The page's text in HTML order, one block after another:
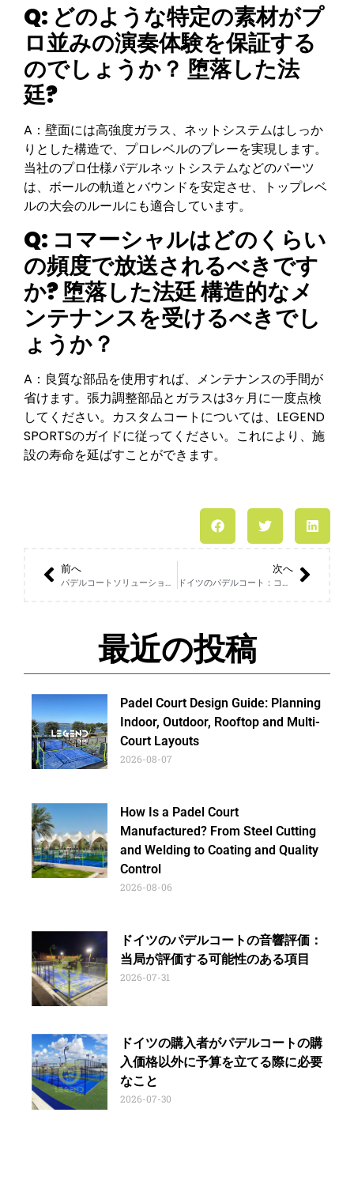
Q: どのような特定の素材がプ
ロ並みの演奏体験を保証する
のでしょうか？ 堕落した法
廷?
A：壁面には高強度ガラス、ネットシステムはしっか
りとした構造で、プロレベルのプレーを実現します。
当社のプロ仕様パデルネットシステムなどのパーツ
は、ボールの軌道とバウンドを安定させ、トップレベ
ルの大会のルールにも適合しています。
Q: コマーシャルはどのくらい
の頻度で放送されるべきです
か?堕落した法廷構造的なメ
ンテナンスを受けるべきでし
ょうか？
A：良質な部品を使用すれば、メンテナンスの手間が
省けます。張力調整部品とガラスは3ヶ月に一度点検
してください。カスタムコートについては、LEGEND
SPORTSのガイドに従ってください。これにより、施
設の寿命を延ばすことができます。
前へ
次へ
最近の投稿
Padel Court Design Guide: Planning
Indoor, Outdoor, Rooftop and Multi-
Court Layouts
2026-08-07
How Is a Padel Court
Manufactured? From Steel Cutting
and Welding to Coating and Quality
Control
2026-08-06
ドイツのパデルコートの音響評価：
当局が評価する可能性のある項目
2026-07-31
ドイツの購入者がパデルコートの購
入価格以外に予算を立てる際に必要
なこと
2026-07-30